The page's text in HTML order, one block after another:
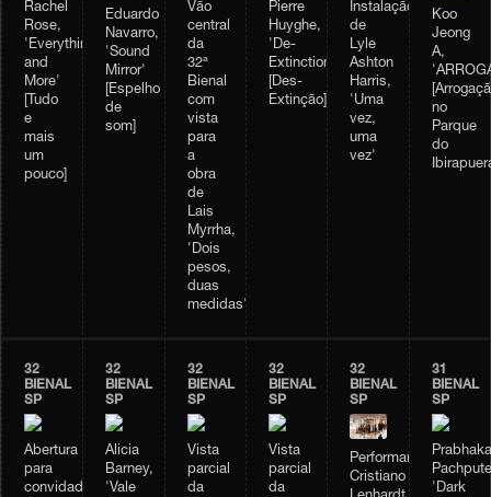
Rachel
Rose,
'Everything
and
More'
[Tudo
e
mais
um
pouco]
Eduardo
Navarro,
'Sound
Mirror'
[Espelho
de
som]
Vão
central
da
32ª
Bienal
com
vista
para
a
obra
de
Lais
Myrrha,
'Dois
pesos,
duas
medidas'
Pierre
Huyghe,
'De-
Extinction'
[Des-
Extinção]
Instalação
de
Lyle
Ashton
Harris,
'Uma
vez,
uma
vez'
Koo
Jeong
A,
no
Parque
do
32
BIENAL
SP
Abertura
para
convidados
32
BIENAL
SP
Alicia
Barney,
'Vale
32
BIENAL
SP
Vista
parcial
da
32
BIENAL
SP
Vista
parcial
da
32
BIENAL
SP
Performance
Cristiano
31
BIENAL
SP
'Dark